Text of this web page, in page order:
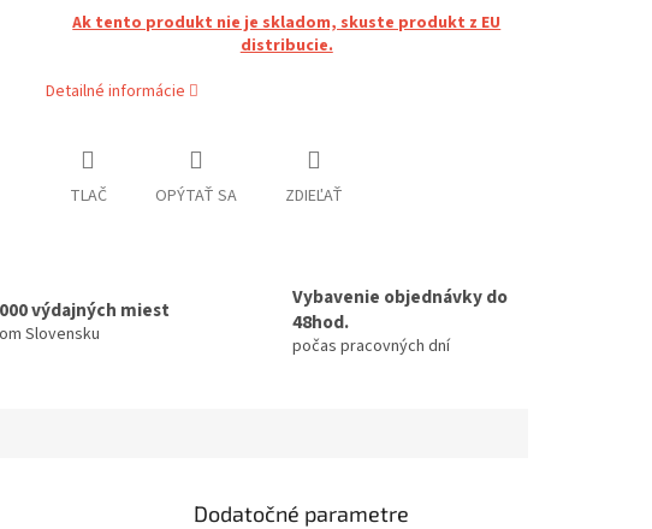
Ak tento produkt nie je skladom, skuste produkt z EU
distribucie.
Detailné informácie
TLAČ OPÝTAŤ SA ZDIEĽAŤ
výdajných miest
Slovensku
Vybavenie objednávky do
48hod.
počas pracovných dní
Dodatočné parametre